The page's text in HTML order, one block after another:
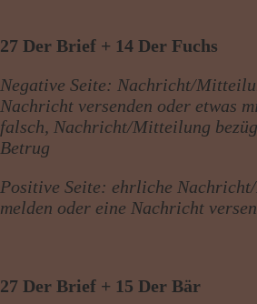
27 Der Brief + 14 Der Fuchs
Negative Seite: Nachricht/
Nachricht versenden oder etwas
falsch, Nachricht/Mitteilung
Betrug
Positive Seite: ehrliche
melden oder eine Nachricht
27 Der Brief + 15 Der Bär